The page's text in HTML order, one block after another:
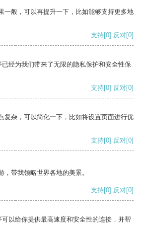
一般，可以再提升一下，比如能够支持更多地
支持[0] 反对[0]
经为我们带来了无限的隐私保护和安全性保
支持[0] 反对[0]
复杂，可以简化一下，比如将设置页面进行优
支持[0] 反对[0]
，带我领略世界各地的美景。
支持[0] 反对[0]
以给你提供最高速度和安全性的连接，并帮